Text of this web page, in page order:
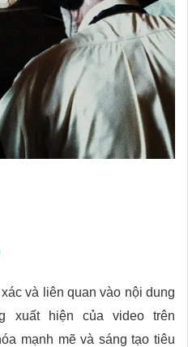
và liên quan vào nội dung
xuất hiện của video trên
mạnh mẽ và sáng tạo tiêu